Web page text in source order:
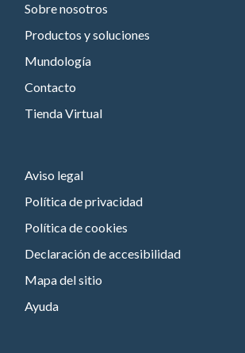
Sobre nosotros
Productos y soluciones
Mundología
Contacto
Tienda Virtual
Aviso legal
Política de privacidad
Política de cookies
Declaración de accesibilidad
Mapa del sitio
Ayuda